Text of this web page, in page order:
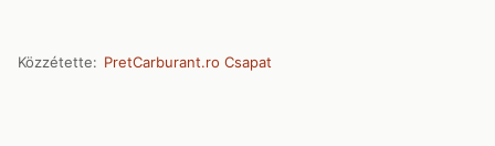
Közzétette: PretCarburant.ro Csapat